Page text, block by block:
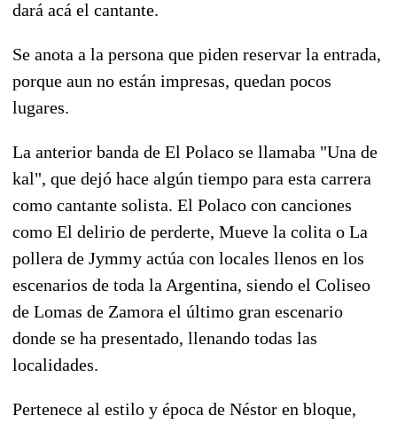
dará acá el cantante.
Se anota a la persona que piden reservar la entrada,
porque aun no están impresas, quedan pocos
lugares.
La anterior banda de El Polaco se llamaba "Una de
kal", que dejó hace algún tiempo para esta carrera
como cantante solista. El Polaco con canciones
como El delirio de perderte, Mueve la colita o La
pollera de Jymmy actúa con locales llenos en los
escenarios de toda la Argentina, siendo el Coliseo
de Lomas de Zamora el último gran escenario
donde se ha presentado, llenando todas las
localidades.
Pertenece al estilo y época de Néstor en bloque,